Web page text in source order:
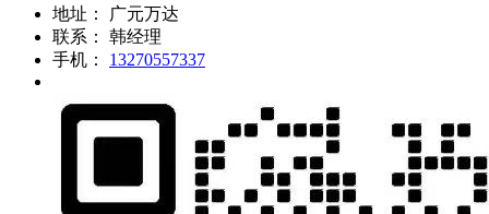
地址：
广元万达
联系：
韩经理
手机：
13270557337